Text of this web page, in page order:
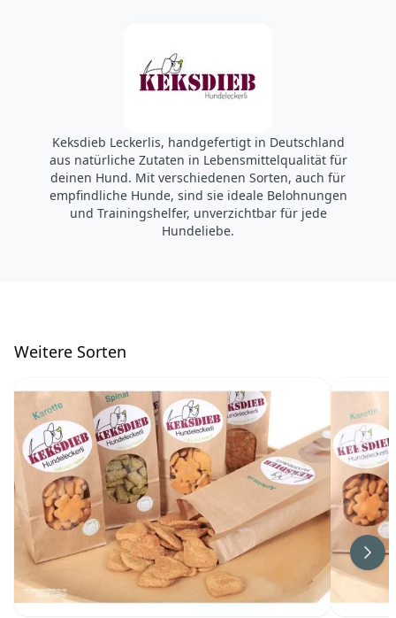
Keksdieb Leckerlis, handgefertigt in Deutschland
aus natürliche Zutaten in Lebensmittelqualität für
deinen Hund. Mit verschiedenen Sorten, auch für
empfindliche Hunde, sind sie ideale Belohnungen
und Trainingshelfer, unverzichtbar für jede
Hundeliebe.
Weitere Sorten